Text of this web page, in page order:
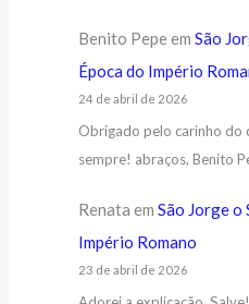
Benito Pepe em São
Época do Império
24 de abril de 2026
Obrigado pelo carinho do
sempre! abraços, Benito
Renata em São Jorge o
Império Romano
23 de abril de 2026